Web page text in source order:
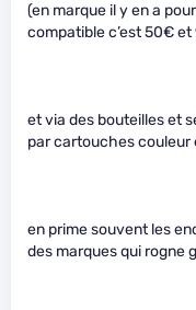
(en marque il y en a
compatible c’est 50€ et
et via des bouteilles et
par cartouches couleur
en prime souvent les
des marques qui rogne